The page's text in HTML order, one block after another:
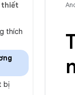
thiết
thích
bị